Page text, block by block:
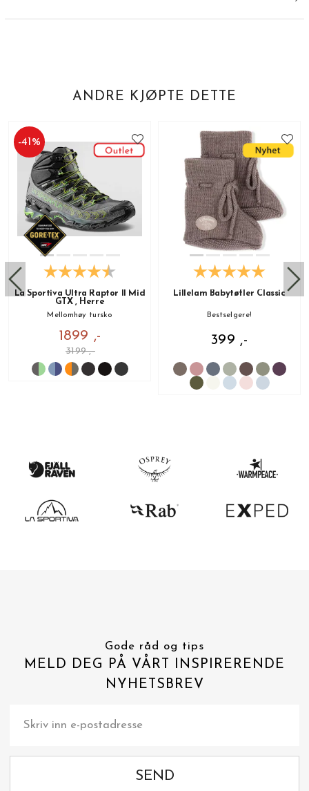
ANDRE KJØPTE DETTE
-41 %
La Sportiva Ultra Raptor II Mid
GTX , Herre
Mellomhøy tursko
1899 ,-
3199 ,-
Lillelam Babytøfler Classic
Bestselgere!
399 ,-
Gode råd og tips
MELD DEG PÅ VÅRT INSPIRERENDE
NYHETSBREV
SEND